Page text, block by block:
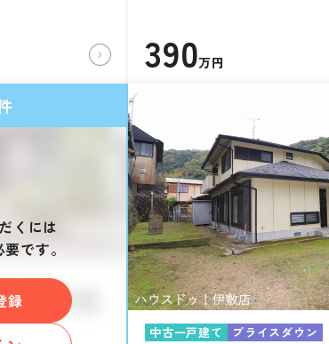
390万円
くには
です。
録
中古一戸建て プライスダウン